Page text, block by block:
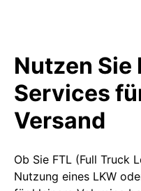
Nutzen Sie
Services
Versand
Ob Sie FTL (Full Truck
Nutzung eines LKW